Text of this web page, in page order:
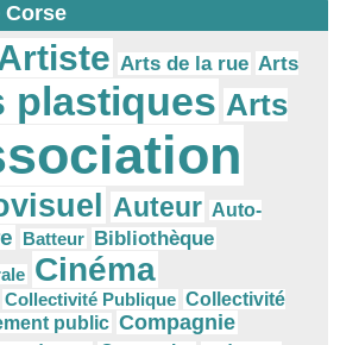
Corse
Arts de la rue Arts
plastiques Arts
Auteur Auto-
Batteur Bibliothèque
Cinéma
Collectivité Publique Collectivité
public Compagnie